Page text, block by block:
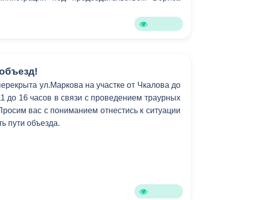
ул.Маркова на участке от Чкалова до
до 16 часов в связи с проведением траурных
вас с пониманием отнестись к ситуации
пути объезда.